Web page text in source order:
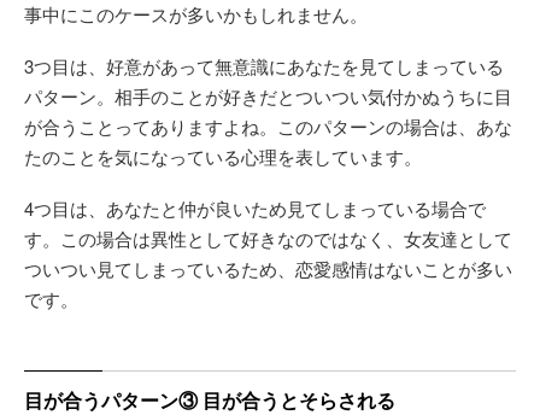
事中にこのケースが多いかもしれません。
3つ目は、好意があって無意識にあなたを見てしまっている
パターン。相手のことが好きだとついつい気付かぬうちに目
が合うことってありますよね。このパターンの場合は、あな
たのことを気になっている心理を表しています。
4つ目は、あなたと仲が良いため見てしまっている場合で
す。この場合は異性として好きなのではなく、女友達として
ついつい見てしまっているため、恋愛感情はないことが多い
です。
目が合うパターン③ 目が合うとそらされる